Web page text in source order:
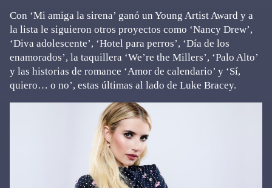
Con ‘Mi amiga la sirena’ ganó un Young Artist Award y a
la lista le siguieron otros proyectos como ‘Nancy Drew’,
‘Diva adolescente’, ‘Hotel para perros’, ‘Día de los
enamorados’, la taquillera ‘We’re the Millers’, ‘Palo Alto’
y las historias de romance ‘Amor de calendario’ y ‘Sí,
quiero… o no’, estas últimas al lado de Luke Bracey.